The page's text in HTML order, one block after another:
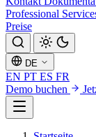
Professional
Preise
DE
EN PT ES FR
Demo buchen